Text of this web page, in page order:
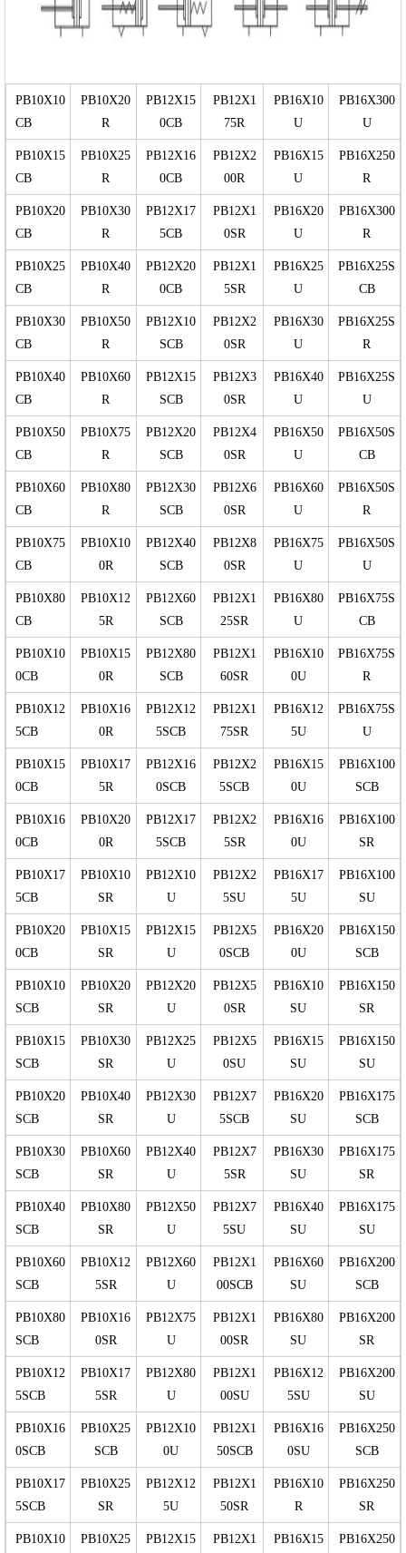
PB10X10
CB
PB10X20
R
PB12X15
0CB
PB12X1
75R
PB16X10
U
PB16X300
U
PB10X15
CB
PB10X25
R
PB12X16
0CB
PB12X2
00R
PB16X15
U
PB16X250
R
PB10X20
CB
PB10X30
R
PB12X17
5CB
PB12X1
0SR
PB16X20
U
PB16X300
R
PB10X25
CB
PB10X40
R
PB12X20
0CB
PB12X1
5SR
PB16X25
U
PB16X25S
CB
PB10X30
CB
PB10X50
R
PB12X10
SCB
PB12X2
0SR
PB16X30
U
PB16X25S
R
PB10X40
CB
PB10X60
R
PB12X15
SCB
PB12X3
0SR
PB16X40
U
PB16X25S
U
PB10X50
CB
PB10X75
R
PB12X20
SCB
PB12X4
0SR
PB16X50
U
PB16X50S
CB
PB10X60
CB
PB10X80
R
PB12X30
SCB
PB12X6
0SR
PB16X60
U
PB16X50S
R
PB10X75
CB
PB10X10
0R
PB12X40
SCB
PB12X8
0SR
PB16X75
U
PB16X50S
U
PB10X80
CB
PB10X12
5R
PB12X60
SCB
PB12X1
25SR
PB16X80
U
PB16X75S
CB
PB10X10
0CB
PB10X15
0R
PB12X80
SCB
PB12X1
60SR
PB16X10
0U
PB16X75S
R
PB10X12
5CB
PB10X16
0R
PB12X12
5SCB
PB12X1
75SR
PB16X12
5U
PB16X75S
U
PB10X15
0CB
PB10X17
5R
PB12X16
0SCB
PB12X2
5SCB
PB16X15
0U
PB16X100
SCB
PB10X16
0CB
PB10X20
0R
PB12X17
5SCB
PB12X2
5SR
PB16X16
0U
PB16X100
SR
PB10X17
5CB
PB10X10
SR
PB12X10
U
PB12X2
5SU
PB16X17
5U
PB16X100
SU
PB10X20
0CB
PB10X15
SR
PB12X15
U
PB12X5
0SCB
PB16X20
0U
PB16X150
SCB
PB10X10
SCB
PB10X20
SR
PB12X20
U
PB12X5
0SR
PB16X10
SU
PB16X150
SR
PB10X15
SCB
PB10X30
SR
PB12X25
U
PB12X5
0SU
PB16X15
SU
PB16X150
SU
PB10X20
SCB
PB10X40
SR
PB12X30
U
PB12X7
5SCB
PB16X20
SU
PB16X175
SCB
PB10X30
SCB
PB10X60
SR
PB12X40
U
PB12X7
5SR
PB16X30
SU
PB16X175
SR
PB10X40
SCB
PB10X80
SR
PB12X50
U
PB12X7
5SU
PB16X40
SU
PB16X175
SU
PB10X60
SCB
PB10X12
5SR
PB12X60
U
PB12X1
00SCB
PB16X60
SU
PB16X200
SCB
PB10X80
SCB
PB10X16
0SR
PB12X75
U
PB12X1
00SR
PB16X80
SU
PB16X200
SR
PB10X12
5SCB
PB10X17
5SR
PB12X80
U
PB12X1
00SU
PB16X12
5SU
PB16X200
SU
PB10X16
0SCB
PB10X25
SCB
PB12X10
0U
PB12X1
50SCB
PB16X16
0SU
PB16X250
SCB
PB10X17
5SCB
PB10X25
SR
PB12X12
5U
PB12X1
50SR
PB16X10
R
PB16X250
SR
PB10X10
PB10X25
PB12X15
PB12X1
PB16X15
PB16X250